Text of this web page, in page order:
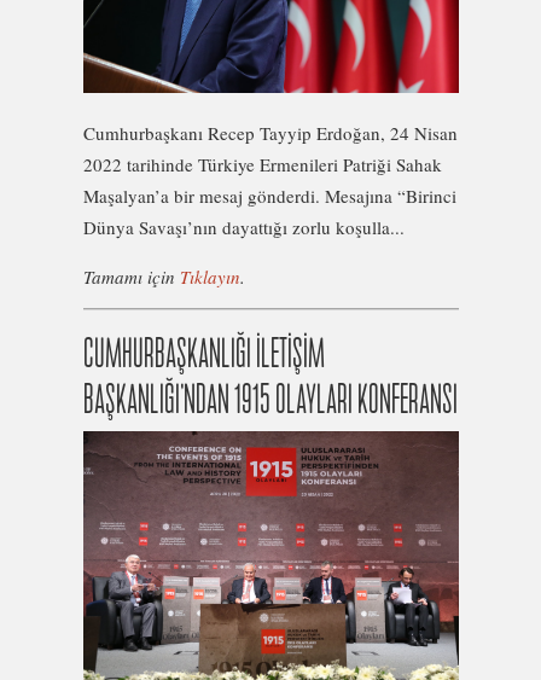
Cumhurbaşkanı Recep Tayyip Erdoğan, 24 Nisan
2022 tarihinde Türkiye Ermenileri Patriği Sahak
Maşalyan’a bir mesaj gönderdi. Mesajına “Birinci
Dünya Savaşı’nın dayattığı zorlu koşulla...
Tamamı için Tıklayın.
CUMHURBAŞKANLIĞI İLETİŞİM
BAŞKANLIĞI’NDAN 1915 OLAYLARI KONFERANSI